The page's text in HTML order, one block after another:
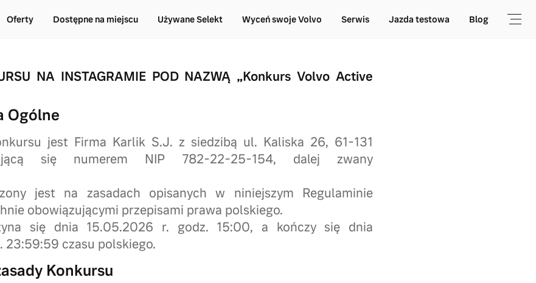
Oferty Dostępne na miejscu Używane Selekt Wyceń swoje Volvo Serwis Jazda testowa Blog
NA INSTAGRAMIE POD NAZWĄ „Konkurs Volvo Active
Ogólne
jest Firma Karlik S.J. z siedzibą ul. Kaliska 26, 61-131
się numerem NIP 782-22-25-154, dalej zwany
jest na zasadach opisanych w niniejszym Regulaminie
obowiązującymi przepisami prawa polskiego.
się dnia 15.05.2026 r. godz. 15:00, a kończy się dnia
23:59:59 czasu polskiego.
Konkursu